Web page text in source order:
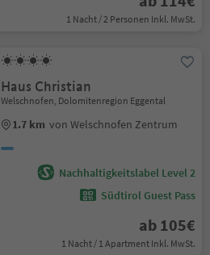
1 Nacht / 2 Personen Inkl. MwSt.
Haus Christian
Welschnofen, Dolomitenregion Eggental
1.7 km von Welschnofen Zentrum
Nachhaltigkeitslabel Level 2
Südtirol Guest Pass
ab 105€
1 Nacht / 1 Apartment Inkl. MwSt.